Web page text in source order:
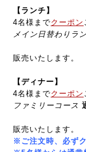
【ランチ】
4名様までクーポン
メイン日替わりラ
販売いたします。
【ディナー 】
4名様までクーポン
ファミリーコース
販売いたします。
※ご注文時、必ず